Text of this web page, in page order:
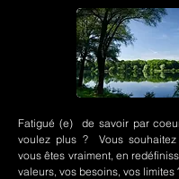
Fatigué (e) de savoir par
voulez plus ? Vous
vous êtes vraiment, en
valeurs, vos besoins, vos limites